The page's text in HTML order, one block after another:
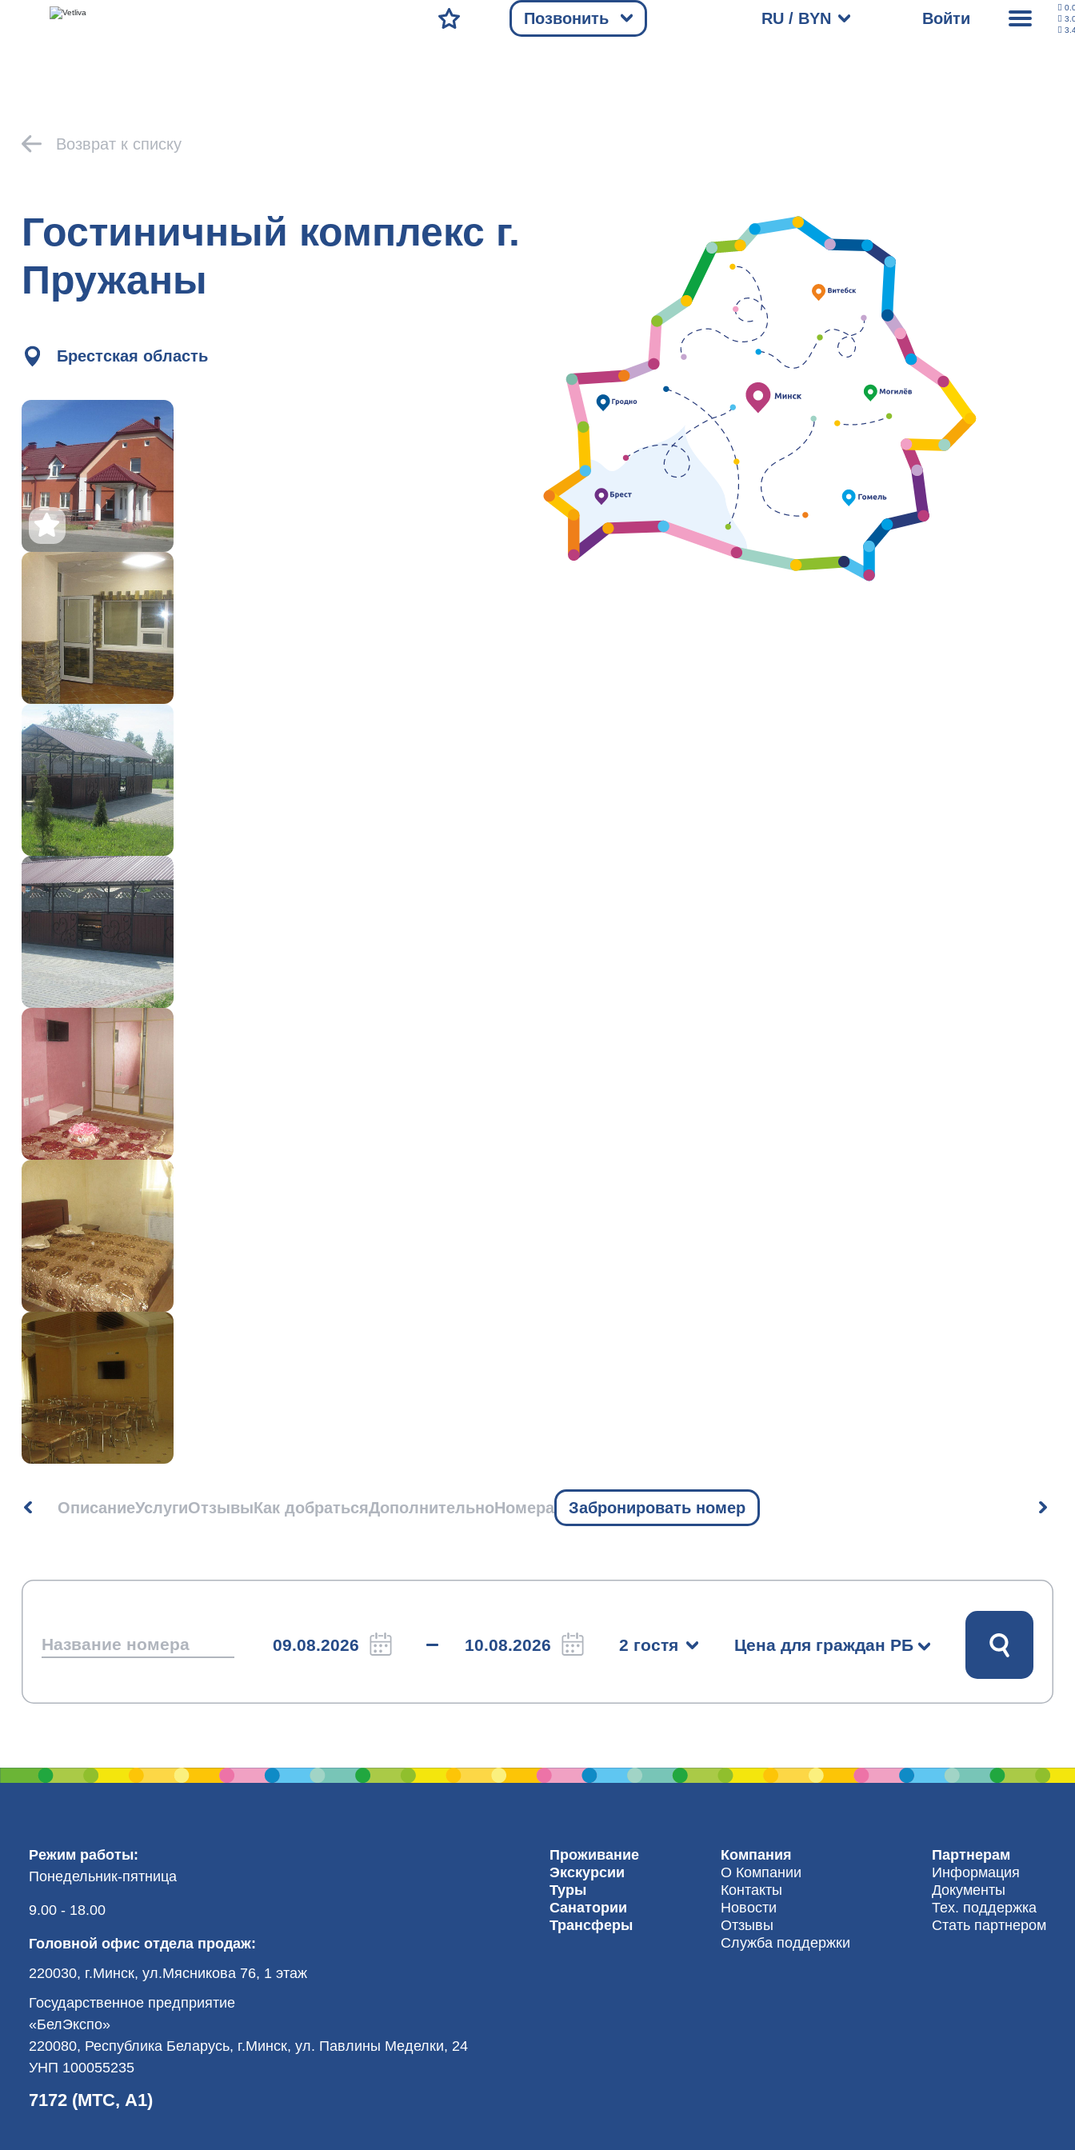
Позвонить RU / BYN Войти
Возврат к списку
Гостиничный комплекс г.
Пружаны
Брестская область
ОписаниеУслугиОтзывыКак добратьсяДополнительноНомера Забронировать номер
2 гостя Цена для граждан РБ
Режим работы:
Понедельник-пятница
9.00 - 18.00
Головной офис отдела продаж:
220030, г.Минск, ул.Мясникова 76, 1 этаж
Государственное предприятие
«БелЭкспо»
220080, Республика Беларусь, г.Минск, ул. Павлины Меделки, 24
УНП 100055235
7172 (МТС, А1)
Проживание
Экскурсии
Туры
Санатории
Трансферы
Компания
О Компании
Контакты
Новости
Отзывы
Служба поддержки
Партнерам
Информация
Документы
Тех. поддержка
Стать партнером